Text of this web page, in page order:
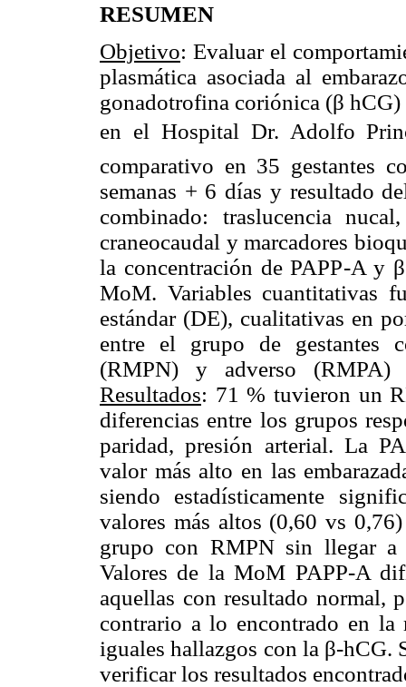
RESUMEN
Objetivo: Evaluar el
plasmática asociada al
gonadotrofina coriónica (β
en el Hospital Dr. Adolfo
comparativo en 35 gestantes
semanas + 6 días y resultado
combinado: traslucencia
craneocaudal y marcadores
la concentración de PAPP-A y
MoM. Variables cuantitativas
estándar (DE), cualitativas en
entre el grupo de gestantes
(RMPN) y adverso
Resultados: 71 % tuvieron un
diferencias entre los grupos
paridad, presión arterial. La
valor más alto en las
siendo estadísticamente
valores más altos (0,60 vs
grupo con RMPN sin llegar
Valores de la MoM PAPP-A
aquellas con resultado normal,
contrario a lo encontrado en la
iguales hallazgos con la β-hCG.
verificar los resultados